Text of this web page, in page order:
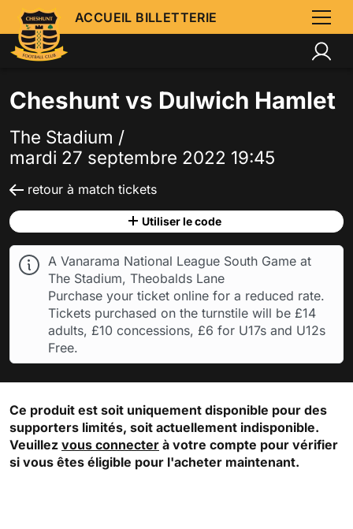
ACCUEIL BILLETTERIE
Cheshunt vs Dulwich Hamlet
The Stadium /
mardi 27 septembre 2022 19:45
retour à match tickets
Utiliser le code
A Vanarama National League South Game at
The Stadium, Theobalds Lane
Purchase your ticket online for a reduced rate.
Tickets purchased on the turnstile will be £14
adults, £10 concessions, £6 for U17s and U12s
Free.
Ce produit est soit uniquement disponible pour des
supporters limités, soit actuellement indisponible.
Veuillez vous connecter à votre compte pour vérifier
si vous êtes éligible pour l'acheter maintenant.